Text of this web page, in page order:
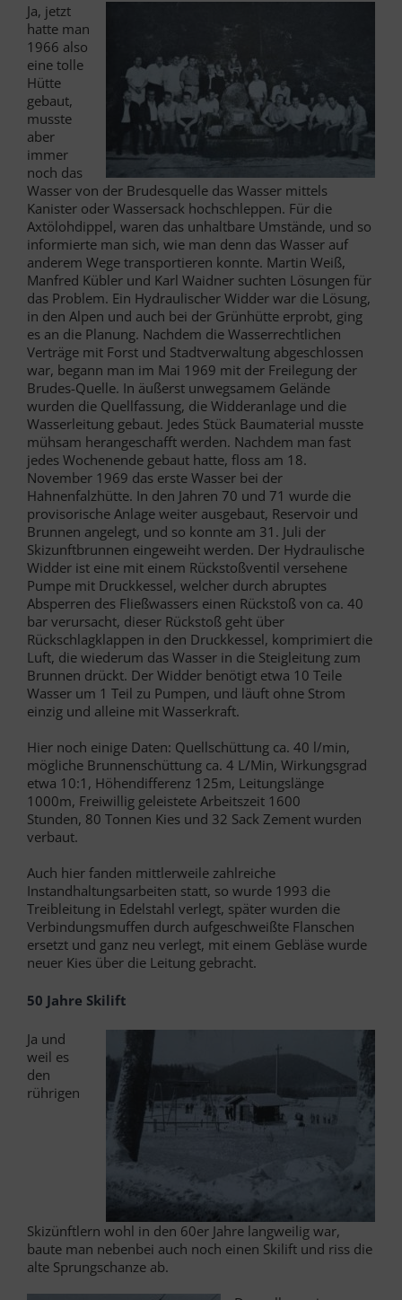
Ja, jetzt
hatte man
1966 also
eine tolle
Hütte
gebaut,
musste
aber
immer
noch das
Wasser von der Brudesquelle das Wasser mittels
Kanister oder Wassersack hochschleppen. Für die
Axtölohdippel, waren das unhaltbare Umstände, und so
informierte man sich, wie man denn das Wasser auf
anderem Wege transportieren konnte. Martin Weiß,
Manfred Kübler und Karl Waidner suchten Lösungen für
das Problem. Ein Hydraulischer Widder war die Lösung,
in den Alpen und auch bei der Grünhütte erprobt, ging
es an die Planung. Nachdem die Wasserrechtlichen
Verträge mit Forst und Stadtverwaltung abgeschlossen
war, begann man im Mai 1969 mit der Freilegung der
Brudes-Quelle. In äußerst unwegsamem Gelände
wurden die Quellfassung, die Widderanlage und die
Wasserleitung gebaut. Jedes Stück Baumaterial musste
mühsam herangeschafft werden. Nachdem man fast
jedes Wochenende gebaut hatte, floss am 18.
November 1969 das erste Wasser bei der
Hahnenfalzhütte. In den Jahren 70 und 71 wurde die
provisorische Anlage weiter ausgebaut, Reservoir und
Brunnen angelegt, und so konnte am 31. Juli der
Skizunftbrunnen eingeweiht werden. Der Hydraulische
Widder ist eine mit einem Rückstoßventil versehene
Pumpe mit Druckkessel, welcher durch abruptes
Absperren des Fließwassers einen Rückstoß von ca. 40
bar verursacht, dieser Rückstoß geht über
Rückschlagklappen in den Druckkessel, komprimiert die
Luft, die wiederum das Wasser in die Steigleitung zum
Brunnen drückt. Der Widder benötigt etwa 10 Teile
Wasser um 1 Teil zu Pumpen, und läuft ohne Strom
einzig und alleine mit Wasserkraft.
Hier noch einige Daten: Quellschüttung ca. 40 l/min,
mögliche Brunnenschüttung ca. 4 L/Min, Wirkungsgrad
etwa 10:1, Höhendifferenz 125m, Leitungslänge
1000m, Freiwillig geleistete Arbeitszeit 1600
Stunden, 80 Tonnen Kies und 32 Sack Zement wurden
verbaut.
Auch hier fanden mittlerweile zahlreiche
Instandhaltungsarbeiten statt, so wurde 1993 die
Treibleitung in Edelstahl verlegt, später wurden die
Verbindungsmuffen durch aufgeschweißte Flanschen
ersetzt und ganz neu verlegt, mit einem Gebläse wurde
neuer Kies über die Leitung gebracht.
50 Jahre Skilift
Ja und
weil es
den
rührigen
Skizünftlern wohl in den 60er Jahre langweilig war,
baute man nebenbei auch noch einen Skilift und riss die
alte Sprungschanze ab.